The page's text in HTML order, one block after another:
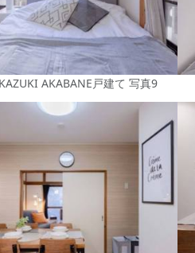
AKABANE戸建て 写真9